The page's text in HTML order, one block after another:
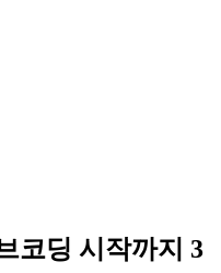
코딩 시작까지 3